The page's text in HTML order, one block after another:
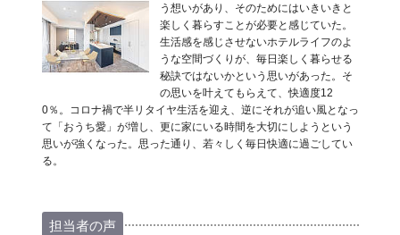
う想いがあり、そのためにはいきいきと
楽しく暮らすことが必要と感じていた。
生活感を感じさせないホテルライフのよ
うな空間づくりが、毎日楽しく暮らせる
秘訣ではないかという思いがあった。そ
の思いを叶えてもらえて、快適度12
0％。コロナ禍で半リタイヤ生活を迎え、逆にそれが追い風となっ
て「おうち愛」が増し、更に家にいる時間を大切にしようという
思いが強くなった。思った通り、若々しく毎日快適に過ごしてい
る。
担当者の声